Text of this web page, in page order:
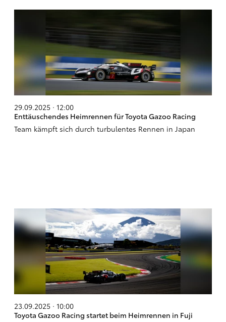
29.09.2025 · 12:00
Enttäuschendes Heimrennen für Toyota Gazoo Racing
Team kämpft sich durch turbulentes Rennen in Japan
23.09.2025 · 10:00
Toyota Gazoo Racing startet beim Heimrennen in Fuji